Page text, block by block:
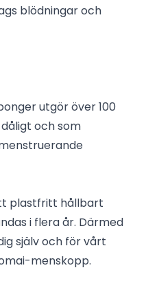
blödningar och
utgör över 100
och som
plastfritt hållbart
i flera år. Därmed
själv och för vårt
menskopp.